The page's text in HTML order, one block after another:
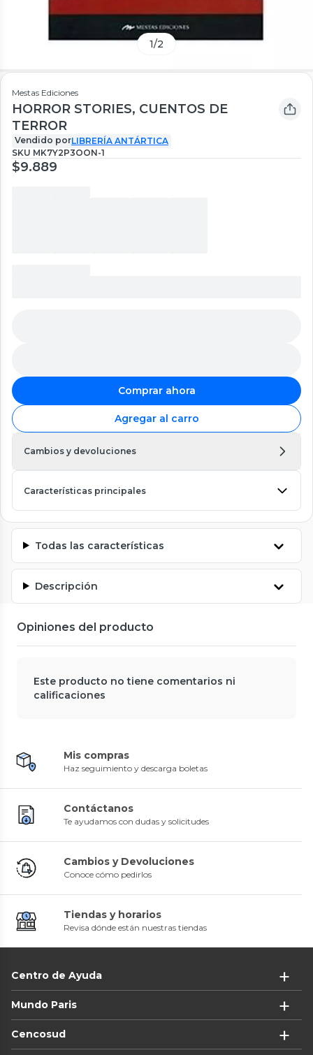
1/2
Mestas Ediciones
HORROR STORIES, CUENTOS DE
TERROR
Vendido porLIBRERÍA ANTÁRTICA
SKU MK7Y2P3OON-1
$9.889
Comprar ahora
Agregar al carro
Cambios y devoluciones
Características principales
Todas las características
Descripción
Opiniones del producto
Este producto no tiene comentarios ni
calificaciones
Mis compras
Haz seguimiento y descarga boletas
Contáctanos
Te ayudamos con dudas y solicitudes
Cambios y Devoluciones
Conoce cómo pedirlos
Tiendas y horarios
Revisa dónde están nuestras tiendas
Centro de Ayuda
Mundo Paris
Cencosud